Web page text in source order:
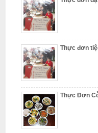
Thực đơn
Thực Đơn